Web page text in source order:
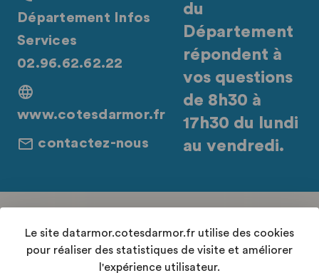
Département Infos
Services
02.96.62.62.22
www.cotesdarmor.fr
contactez-nous
du
Département
répondent à
vos questions
de 8h30 à
17h30 du lundi
au vendredi.
Le site datarmor.cotesdarmor.fr utilise des cookies
pour réaliser des statistiques de visite et améliorer
l'expérience utilisateur.